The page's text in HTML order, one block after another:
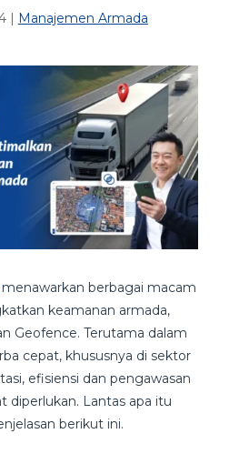
| Manajemen Armada
berbagai macam
keamanan armada,
Geofence. Terutama dalam
cepat, khususnya di sektor
efisiensi dan pengawasan
diperlukan. Lantas apa itu
berikut ini.